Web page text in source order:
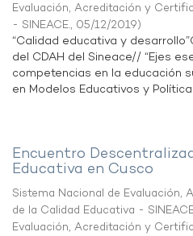
Evaluación, Acreditación y
- SINEACE., 05/12/2019)
“Calidad educativa y
del CDAH del Sineace// “Ejes
competencias en la educación
en Modelos Educativos y
Encuentro
Educativa en Cusco
Sistema Nacional de
de la Calidad Educativa -
Evaluación, Acreditación y